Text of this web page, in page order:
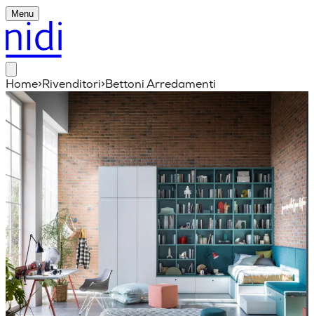
Menu
Home>Rivenditori>Bettoni Arredamenti